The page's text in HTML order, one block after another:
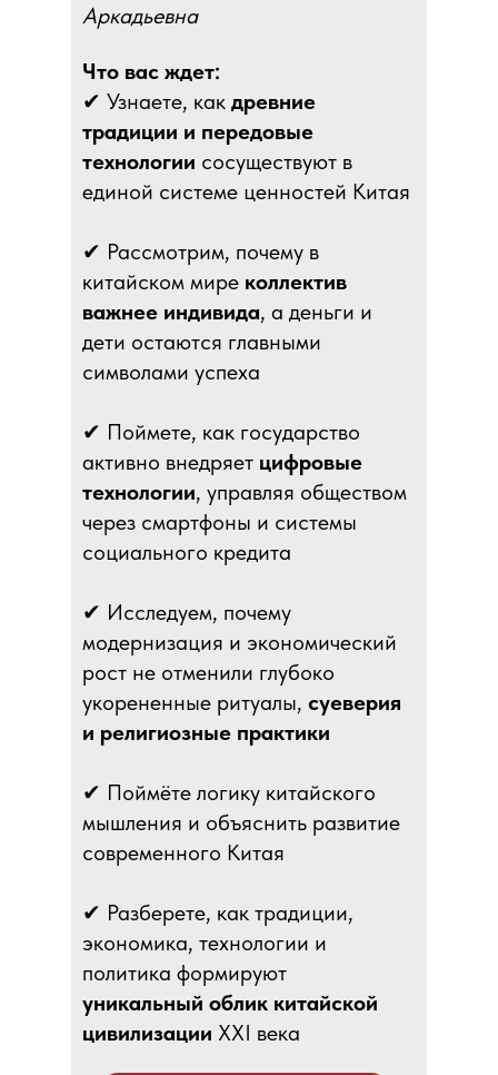
Что вас ждет:
✔ Узнаете, как древние
традиции и передовые
технологии сосуществуют в
единой системе ценностей Китая
✔ Рассмотрим, почему в
китайском мире коллектив
важнее индивида, а деньги и
дети остаются главными
символами успеха
✔ Поймете, как государство
активно внедряет цифровые
технологии, управляя обществом
через смартфоны и системы
социального кредита
✔ Исследуем, почему
модернизация и экономический
рост не отменили глубоко
укорененные ритуалы, суеверия
и религиозные практики
✔ Поймёте логику китайского
мышления и объяснить развитие
современного Китая
✔ Разберете, как традиции,
экономика, технологии и
политика формируют
уникальный облик китайской
цивилизации XXI века
Аркадьевна